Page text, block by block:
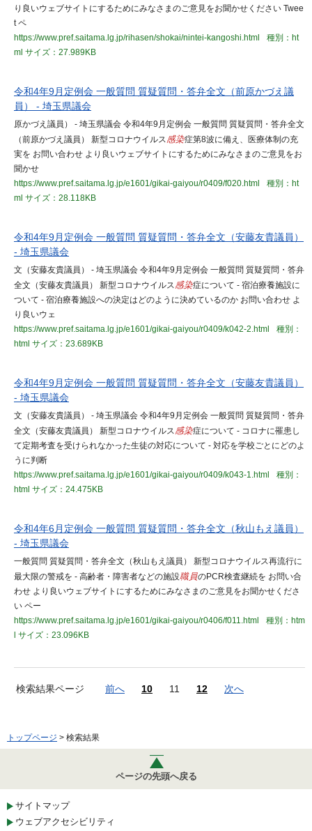
り良いウェブサイトにするためにみなさまのご意見をお聞かせください Twee
t ペ
https://www.pref.saitama.lg.jp/rihasen/shokai/nintei-kangoshi.html
種別：ht
ml サイズ：27.989KB
令和4年9月定例会 一般質問 質疑質問・答弁全文（前原かづえ議
員） - 埼玉県議会
原かづえ議員） - 埼玉県議会 令和4年9月定例会 一般質問 質疑質問・答弁全文
（前原かづえ議員） 新型コロナウイルス感染症第8波に備え、医療体制の充
実を お問い合わせ より良いウェブサイトにするためにみなさまのご意見をお
聞かせ
https://www.pref.saitama.lg.jp/e1601/gikai-gaiyou/r0409/f020.html
種別：ht
ml サイズ：28.118KB
令和4年9月定例会 一般質問 質疑質問・答弁全文（安藤友貴議員）
- 埼玉県議会
文（安藤友貴議員） - 埼玉県議会 令和4年9月定例会 一般質問 質疑質問・答弁
全文（安藤友貴議員） 新型コロナウイルス感染症について - 宿泊療養施設に
ついて - 宿泊療養施設への決定はどのように決めているのか お問い合わせ よ
り良いウェ
https://www.pref.saitama.lg.jp/e1601/gikai-gaiyou/r0409/k042-2.html
種別：
html サイズ：23.689KB
令和4年9月定例会 一般質問 質疑質問・答弁全文（安藤友貴議員）
- 埼玉県議会
文（安藤友貴議員） - 埼玉県議会 令和4年9月定例会 一般質問 質疑質問・答弁
全文（安藤友貴議員） 新型コロナウイルス感染症について - コロナに罹患し
て定期考査を受けられなかった生徒の対応について - 対応を学校ごとにどのよ
うに判断
https://www.pref.saitama.lg.jp/e1601/gikai-gaiyou/r0409/k043-1.html
種別：
html サイズ：24.475KB
令和4年6月定例会 一般質問 質疑質問・答弁全文（秋山もえ議員）
- 埼玉県議会
一般質問 質疑質問・答弁全文（秋山もえ議員） 新型コロナウイルス再流行に
最大限の警戒を - 高齢者・障害者などの施設職員のPCR検査継続を お問い合
わせ より良いウェブサイトにするためにみなさまのご意見をお聞かせくださ
い ペー
https://www.pref.saitama.lg.jp/e1601/gikai-gaiyou/r0406/f011.html
種別：htm
サイズ：23.096KB
検索結果ページ 前へ 10 11 12 次へ
トップページ > 検索結果
ページの先頭へ戻る
サイトマップ
ウェブアクセシビリティ